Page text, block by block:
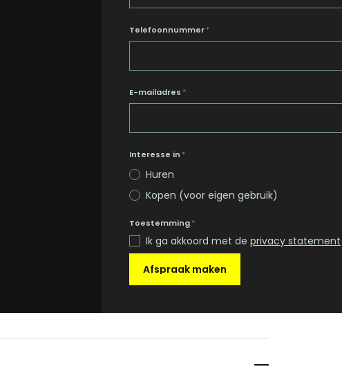
Telefoonnummer*
E-mailadres *
Interesse in *
Huren
Kopen (voor eigen gebruik)
Toestemming*
Ik ga akkoord met de privacy statement
Afspraak maken